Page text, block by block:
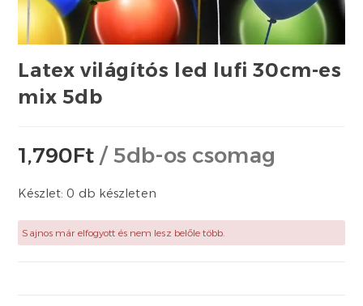
Latex világítós led lufi 30cm-es
mix 5db
1,790Ft / 5db-os csomag
Készlet: 0 db készleten
Sajnos már elfogyott és nem lesz belőle több.